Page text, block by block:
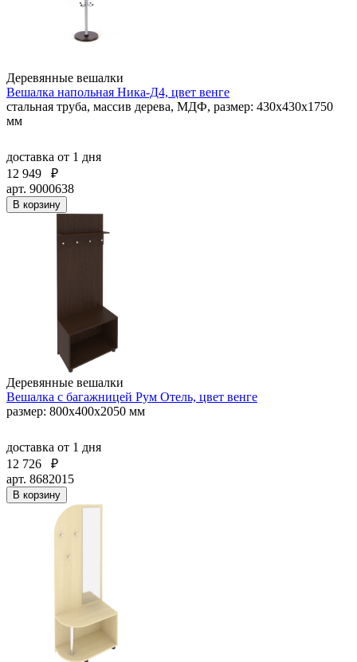
Деревянные вешалки
Вешалка напольная Ника-Д4, цвет венге
стальная труба, массив дерева, МДФ, размер: 430х430х1750
мм
доставка от 1 дня
12 949
₽
арт. 9000638
В корзину
Деревянные вешалки
Вешалка с багажницей Рум Отель, цвет венге
размер: 800х400х2050 мм
доставка от 1 дня
12 726
₽
арт. 8682015
В корзину